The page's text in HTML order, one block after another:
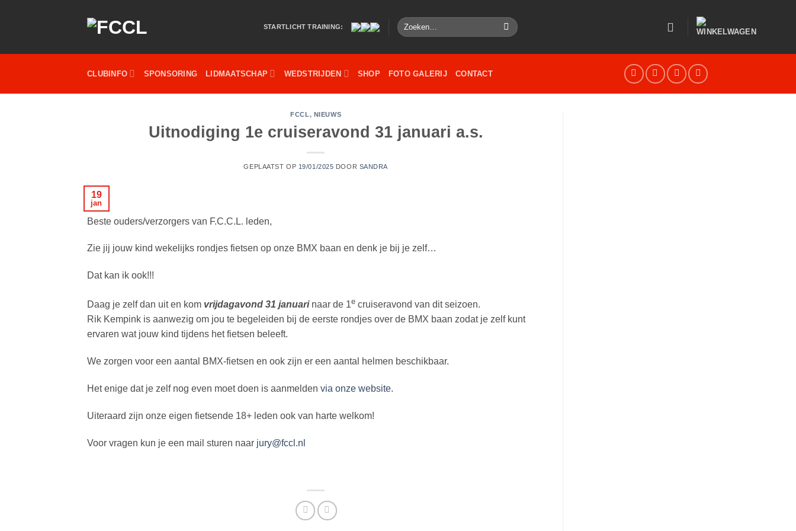
STARTLICHT TRAINING:
Zoeken
naar:
CLUBINFO SPONSORING LIDMAATSCHAP WEDSTRIJDEN SHOP FOTO GALERIJ CONTACT
FCCL, NIEUWS
Uitnodiging 1e cruiseravond 31 januari a.s.
GEPLAATST OP 19/01/2025 DOOR SANDRA
19
jan
Beste ouders/verzorgers van F.C.C.L. leden,
Zie jij jouw kind wekelijks rondjes fietsen op onze BMX baan en denk je bij je zelf…
Dat kan ik ook!!!
Daag je zelf dan uit en kom vrijdagavond 31 januarinaar de 1e cruiseravond van dit seizoen.
Rik Kempink is aanwezig om jou te begeleiden bij de eerste rondjes over de BMX baan zodat je zelf kunt
ervaren wat jouw kind tijdens het fietsen beleeft.
We zorgen voor een aantal BMX-fietsen en ook zijn er een aantal helmen beschikbaar.
Het enige dat je zelf nog even moet doen is aanmelden via onze website.
Uiteraard zijn onze eigen fietsende 18+ leden ook van harte welkom!
Voor vragen kun je een mail sturen naar jury@fccl.nl